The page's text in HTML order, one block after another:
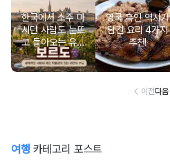
한국에서 소주 마
시던 사람도 눈뜨
고 돌아오는 유럽
와인 도시 탐방
영국 흑인 역사가
담긴 요리 4가지
추천!
이전다음
여행 카테고리 포스트